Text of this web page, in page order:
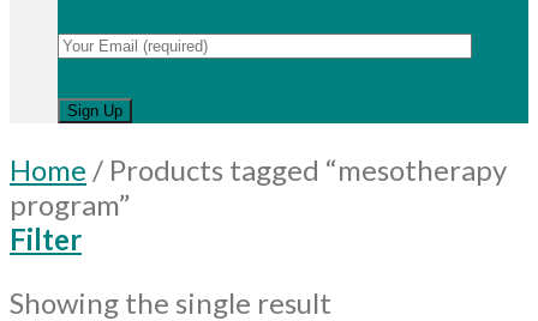
Home / Products tagged “mesotherapy
program”
Filter
Showing the single result